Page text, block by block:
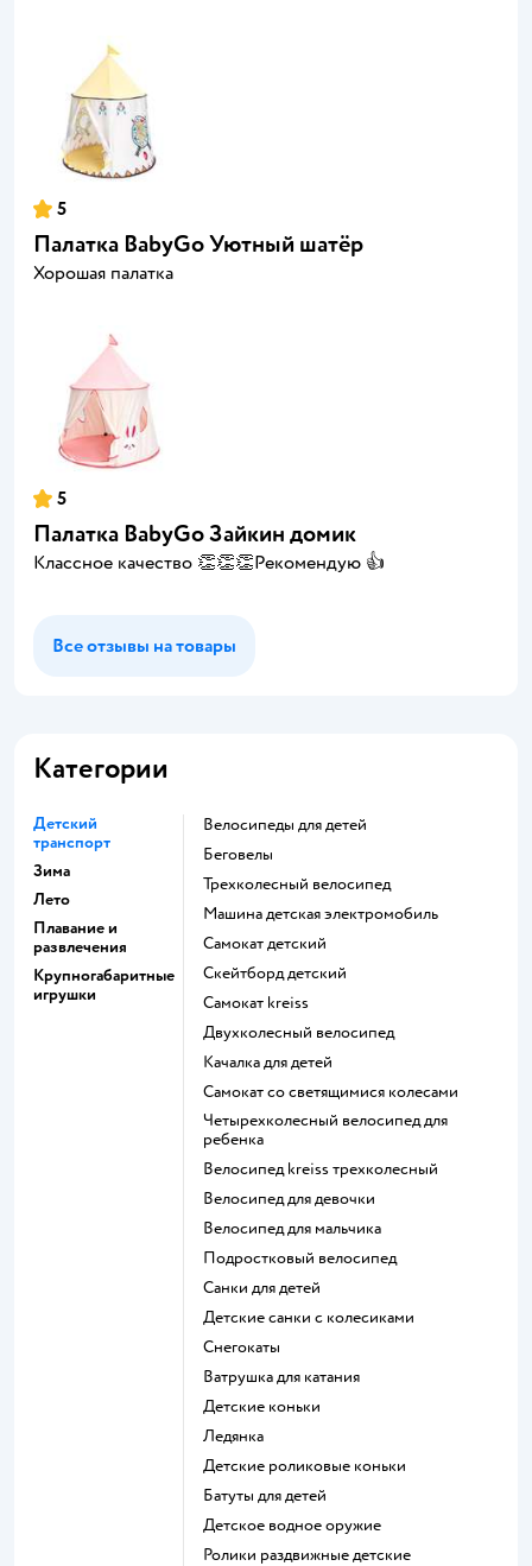
5
Палатка BabyGo Уютный шатёр
Хорошая палатка
5
Палатка BabyGo Зайкин домик
Классное качество 👏👏👏Рекомендую 👍
Все отзывы на товары
Категории
Детский
транспорт
Зима
Лето
Плавание и
развлечения
Крупногабаритные
игрушки
Велосипеды для детей
Беговелы
Трехколесный велосипед
Машина детская электромобиль
Самокат детский
Скейтборд детский
Самокат kreiss
Двухколесный велосипед
Качалка для детей
Самокат со светящимися колесами
Четырехколесный велосипед для
ребенка
Велосипед kreiss трехколесный
Велосипед для девочки
Велосипед для мальчика
Подростковый велосипед
Санки для детей
Детские санки с колесиками
Снегокаты
Ватрушка для катания
Детские коньки
Ледянка
Детские роликовые коньки
Батуты для детей
Детское водное оружие
Ролики раздвижные детские